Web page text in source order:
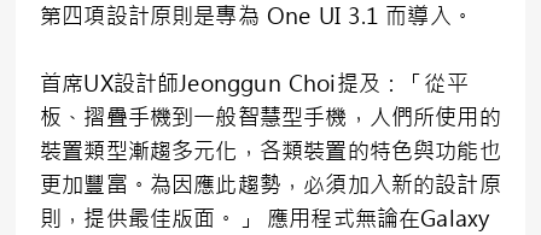
第四項設計原則是專為 One UI 3.1 而導入。
首席UX設計師Jeonggun Choi提及：「從平
板、摺疊手機到一般智慧型手機，人們所使用的
裝置類型漸趨多元化，各類裝置的特色與功能也
更加豐富。為因應此趨勢，必須加入新的設計原
則，提供最佳版面。」 應用程式無論在Galaxy